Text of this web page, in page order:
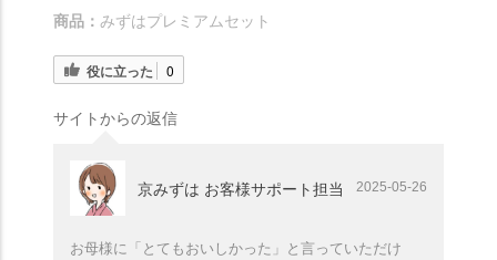
商品： みずはプレミアムセット
役に立った 0
サイトからの返信
京みずは お客様サポート担当 2025-05-26
お母様に「とてもおいしかった」と言っていただけ